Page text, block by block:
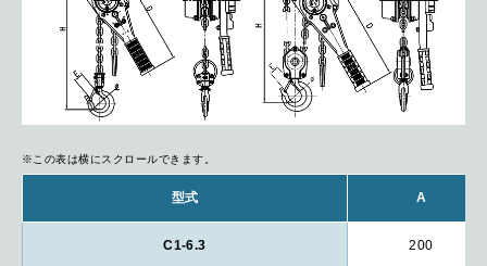
※この表は横にスクロールできます。
型式 A
C1-6.3 200